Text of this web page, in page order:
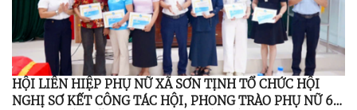
HỘI LIÊN HIỆP PHỤ NỮ XÃ SƠN TỊNH TỔ CHỨC HỘI
NGHỊ SƠ KẾT CÔNG TÁC HỘI, PHONG TRÀO PHỤ NỮ 6